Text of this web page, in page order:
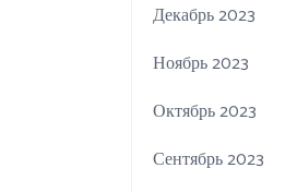
Декабрь 2023
Ноябрь 2023
Октябрь 2023
Сентябрь 2023